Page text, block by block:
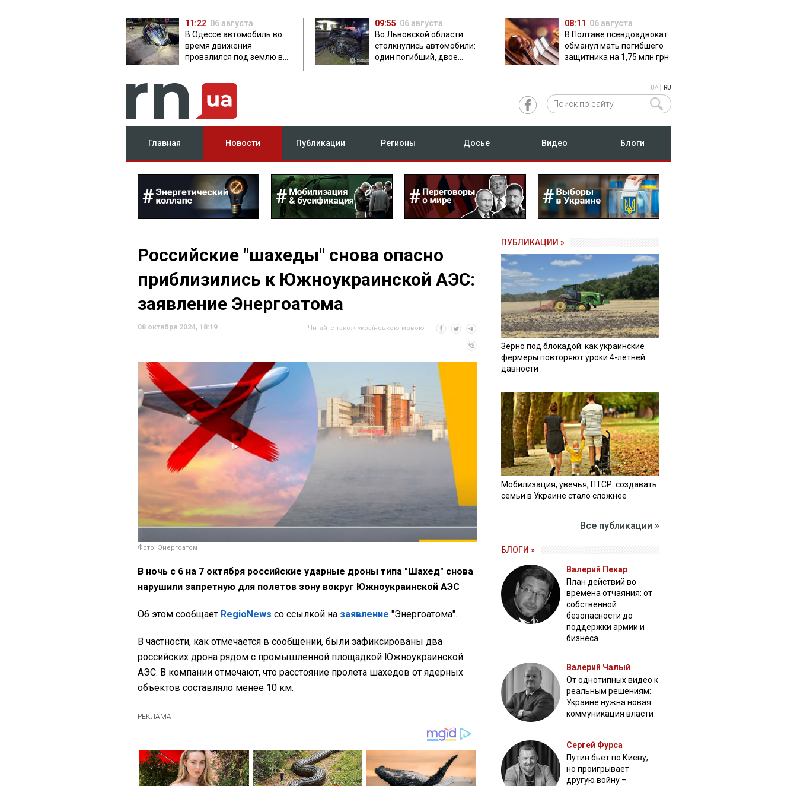
11:22 06 августа
В Одессе автомобиль во
время движения
провалился под землю в
09:55 06 августа
Во Львовской области
столкнулись автомобили:
один погибший, двое
08:11 06 августа
В Полтаве псевдоадвокат
обманул мать погибшего
защитника на 1,75 млн грн
UA RU
Главная Новости Публикации Регионы Досье Видео Блоги
Российские "шахеды" снова опасно
приблизились к Южноукраинской АЭС:
заявление Энергоатома
08 октября 2024, 18:19 Читайте також українською мовою
Фото: Энергоатом
В ночь с 6 на 7 октября российские ударные дроны типа "Шахед" снова
нарушили запретную для полетов зону вокруг Южноукраинской АЭС
Об этом сообщает RegioNews со ссылкой на заявление "Энергоатома".
В частности, как отмечается в сообщении, были зафиксированы два
российских дрона рядом с промышленной площадкой Южноукраинской
АЭС. В компании отмечают, что расстояние пролета шахедов от ядерных
объектов составляло менее 10 км.
ПУБЛИКАЦИИ »
Зерно под блокадой: как украинские
фермеры повторяют уроки 4-летней
давности
Мобилизация, увечья, ПТСР: создавать
семьи в Украине стало сложнее
Все публикации »
БЛОГИ »
Валерий Пекар
План действий во
времена отчаяния: от
собственной
безопасности до
поддержки армии и
бизнеса
Валерий Чалый
От однотипных видео к
реальным решениям:
Украине нужна новая
коммуникация власти
Сергей Фурса
Путин бьет по Киеву,
но проигрывает
другую войну –